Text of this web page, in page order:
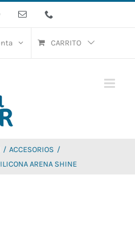
WhatsAppCorreo
CARRITO
ACCESORIOS
ARENA SHINE